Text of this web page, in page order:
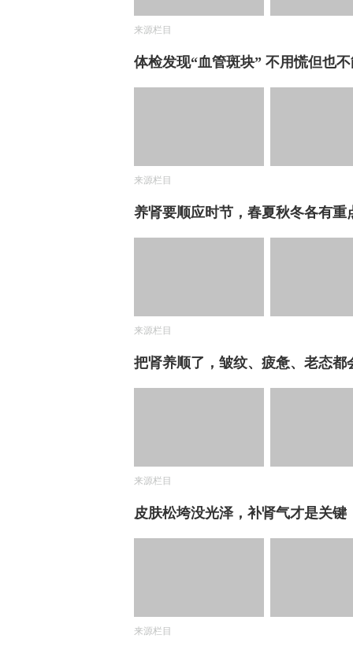
来源栏目
体检发现“血管斑块” 不用慌但也
来源栏目
养肾要顺应时节，春夏秋冬各有重
来源栏目
把肾养顺了，皱纹、疲惫、老态都
来源栏目
皮肤松垮没光泽，补肾气才是关键
来源栏目